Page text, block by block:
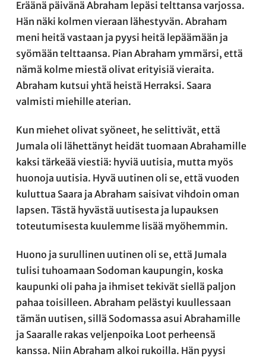
Eräänä päivänä Abraham lepäsi telttansa varjossa.
Hän näki kolmen vieraan lähestyvän. Abraham
meni heitä vastaan ja pyysi heitä lepäämään ja
syömään telttaansa. Pian Abraham ymmärsi, että
nämä kolme miestä olivat erityisiä vieraita.
Abraham kutsui yhtä heistä Herraksi. Saara
valmisti miehille aterian.
Kun miehet olivat syöneet, he selittivät, että
Jumala oli lähettänyt heidät tuomaan Abrahamille
kaksi tärkeää viestiä: hyviä uutisia, mutta myös
huonoja uutisia. Hyvä uutinen oli se, että vuoden
kuluttua Saara ja Abraham saisivat vihdoin oman
lapsen. Tästä hyvästä uutisesta ja lupauksen
toteutumisesta kuulemme lisää myöhemmin.
Huono ja surullinen uutinen oli se, että Jumala
tulisi tuhoamaan Sodoman kaupungin, koska
kaupunki oli paha ja ihmiset tekivät siellä paljon
pahaa toisilleen. Abraham pelästyi kuullessaan
tämän uutisen, sillä Sodomassa asui Abrahamille
ja Saaralle rakas veljenpoika Loot perheensä
kanssa. Niin Abraham alkoi rukoilla. Hän pyysi